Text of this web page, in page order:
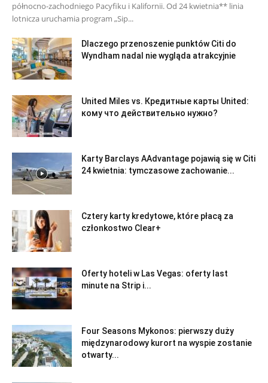
północno-zachodniego Pacyfiku i Kalifornii. Od 24 kwietnia** linia
lotnicza uruchamia program „Sip...
Dlaczego przenoszenie punktów Citi do
Wyndham nadal nie wygląda atrakcyjnie
United Miles vs. Кредитные карты United:
кому что действительно нужно?
Karty Barclays AAdvantage pojawią się w Citi
24 kwietnia: tymczasowe zachowanie...
Cztery karty kredytowe, które płacą za
członkostwo Clear+
Oferty hoteli w Las Vegas: oferty last
minute na Strip i...
Four Seasons Mykonos: pierwszy duży
międzynarodowy kurort na wyspie zostanie
otwarty...